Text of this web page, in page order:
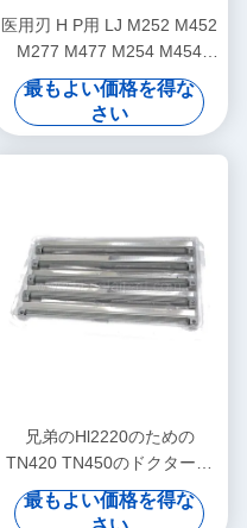
医用刃 H P用 LJ M252 M452
M277 M477 M254 M454
M280 M479 M255 M455
M282 M480 CF400A
CF403A CF410A CF413A
CF540A
最もよい価格を得な
さい
兄弟のHl2220のための
TN420 TN450のドクター・
ブレード2230 2240d
2270dw 2280dw
最もよい価格を得な